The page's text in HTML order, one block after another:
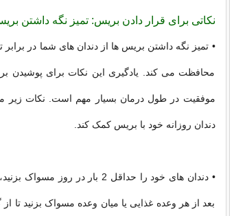
نکاتی برای قرار دادن بریس: تمیز نگه داشتن
• تمیز نگه داشتن بریس ها از دندان های شما در
محافظت می کند. یادگیری این نکات برای پوشیدن
موفقیت در طول درمان بسیار مهم است. نکات زیر
دندان روزانه خود با بریس کمک کند.
• دندان های خود را حداقل 2 بار
بعد از هر وعده غذایی یا میان وعده مسواک بزنید تا